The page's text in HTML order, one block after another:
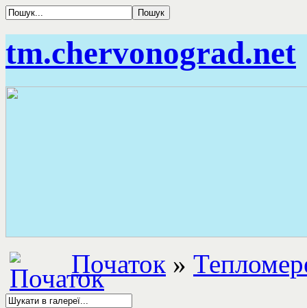
tm.chervonograd.net
Початок »